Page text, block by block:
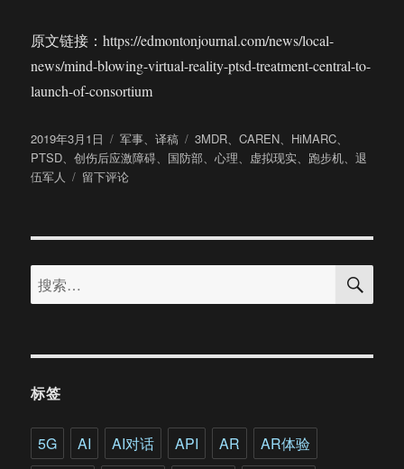
原文链接：https://edmontonjournal.com/news/local-
news/mind-blowing-virtual-reality-ptsd-treatment-central-to-
launch-of-consortium
发
布
于
2019年3月1日
分
类
军事、译稿
标
签
3MDR、CAREN、 HiMARC、
PTSD、创伤后应激障碍、 国防部、心理、 虚拟现实、 跑步机、退
伍军人
于
恐
加
大
实
治
留下评论
搜
索：
搜
标签
5G AI AI对话 API AR
AR体验